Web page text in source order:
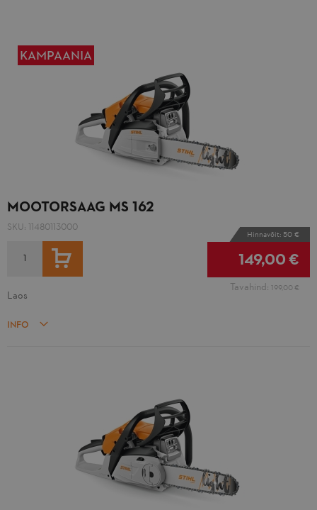
KAMPAANIA
INFO
MOOTORSAAG MS 162
SKU: 11480113000
Hinnavõit: 50 €
149,00 €
Tavahind: 199,00 €
LISA OSTUKORVI
Laos